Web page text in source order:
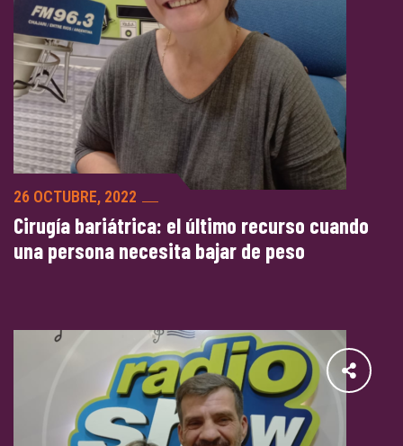
26 OCTUBRE, 2022
Cirugía bariátrica: el último recurso cuando
una persona necesita bajar de peso